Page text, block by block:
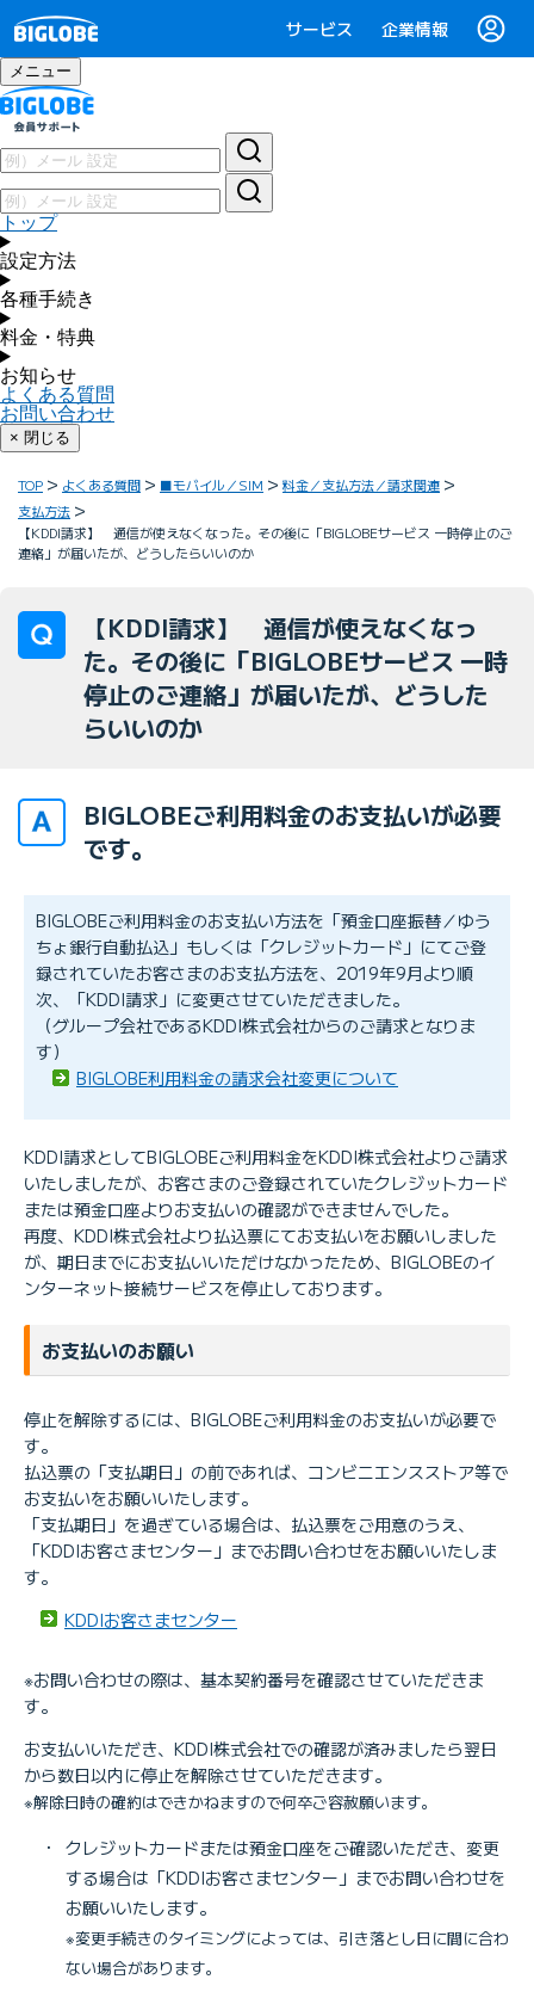
サービス 企業情報
メニュー
トップ
設定方法
各種手続き
料金・特典
お知らせ
よくある質問
お問い合わせ
× 閉じる
TOP よくある質問 ■モバイル／SIM
料金／支払方法／請求関連
支払方法
【KDDI請求】 通信が使えなくなった。その後に「BIGLOBEサービス 一時停止のご
連絡」が届いたが、どうしたらいいのか
【KDDI請求】 通信が使えなくなっ
た。その後に「BIGLOBEサービス 一時
停止のご連絡」が届いたが、どうした
らいいのか
BIGLOBEご利用料金のお支払いが必要
です。
BIGLOBEご利用料金のお支払い方法を「預金口座振替／ゆう
ちょ銀行自動払込」もしくは「クレジットカード」にてご登
録されていたお客さまのお支払方法を、2019年9月より順
次、「KDDI請求」に変更させていただきました。
（グループ会社であるKDDI株式会社からのご請求となりま
す）
BIGLOBE利用料金の請求会社変更について
KDDI請求としてBIGLOBEご利用料金をKDDI株式会社よりご請求
いたしましたが、お客さまのご登録されていたクレジットカード
または預金口座よりお支払いの確認ができませんでした。
再度、KDDI株式会社より払込票にてお支払いをお願いしました
が、期日までにお支払いいただけなかったため、BIGLOBEのイ
ンターネット接続サービスを停止しております。
お支払いのお願い
停止を解除するには、BIGLOBEご利用料金のお支払いが必要で
す。
払込票の「支払期日」の前であれば、コンビニエンスストア等で
お支払いをお願いいたします。
「支払期日」を過ぎている場合は、払込票をご用意のうえ、
「KDDIお客さまセンター」までお問い合わせをお願いいたしま
す。
KDDIお客さまセンター
※お問い合わせの際は、基本契約番号を確認させていただきま
す。
お支払いいただき、KDDI株式会社での確認が済みましたら翌日
から数日以内に停止を解除させていただきます。
※解除日時の確約はできかねますので何卒ご容赦願います。
・
クレジットカードまたは預金口座をご確認いただき、変更
する場合は「KDDIお客さまセンター」までお問い合わせを
お願いいたします。
※変更手続きのタイミングによっては、引き落とし日に間に合わ
ない場合があります。